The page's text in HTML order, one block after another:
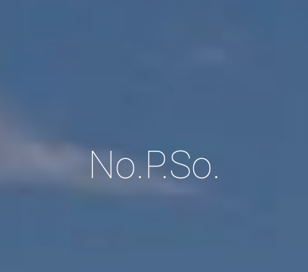
No.P.So.